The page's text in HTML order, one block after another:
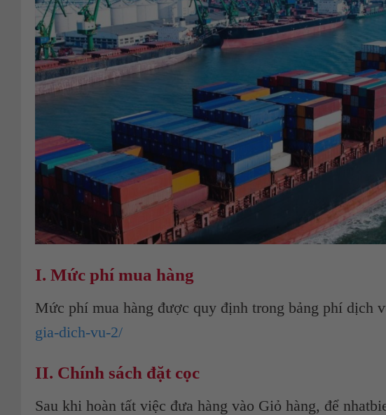
I. Mức phí mua hàng
Mức phí mua hàng được quy định trong bảng phí dịch
gia-dich-vu-2/
II. Chính sách đặt cọc
Sau khi hoàn tất việc đưa hàng vào Giỏ hàng, để